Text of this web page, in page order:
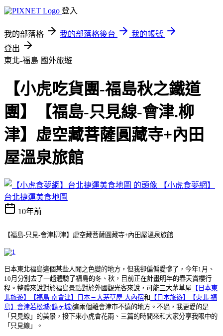
登入
我的部落格 我的部落格後台
我的帳號
登出
東北-福島 國外旅遊
【小虎吃貨團-福島秋之鐵道
團】【福島-只見線-會津.柳
津】虚空藏菩薩圓藏寺+內田
屋溫泉旅館
【小虎食夢網】
台北捷運美食地圖
10年前
【福島-只見-會津柳津】虚空藏菩薩圓藏寺+內田屋溫泉旅館
日本東北福島這個某些人聞之色變的地方，但我卻偏偏愛慘了，今年1月、
10月分別去了一趟體驗了福島的冬、秋，目前正在計畫明年的春天賞櫻行
程。整體來說對於福島景點對於外國觀光客來說，可能三大茅草屋 【日本東
北旅遊】【福島-南會津】日本三大茅草屋-大內宿和
【日本旅遊】【東北-福
島】會津若松城(鶴ヶ城)這兩個離會津市不遠的地方。不過，我更愛的是
「只見線」的美景，接下來小虎會花兩、三篇的時間來和大家分享我眼中的
「只見線」。